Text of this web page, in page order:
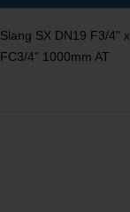
Slang SX DN19 F3/4" x
FC3/4" 1000mm AT